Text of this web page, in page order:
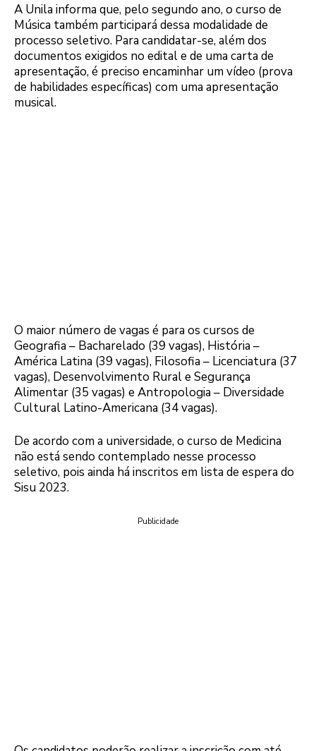
A Unila informa que, pelo segundo ano, o curso de
Música também participará dessa modalidade de
processo seletivo. Para candidatar-se, além dos
documentos exigidos no edital e de uma carta de
apresentação, é preciso encaminhar um vídeo (prova
de habilidades específicas) com uma apresentação
musical.
O maior número de vagas é para os cursos de
Geografia – Bacharelado (39 vagas), História –
América Latina (39 vagas), Filosofia – Licenciatura (37
vagas), Desenvolvimento Rural e Segurança
Alimentar (35 vagas) e Antropologia – Diversidade
Cultural Latino-Americana (34 vagas).
De acordo com a universidade, o curso de Medicina
não está sendo contemplado nesse processo
seletivo, pois ainda há inscritos em lista de espera do
Sisu 2023.
Publicidade